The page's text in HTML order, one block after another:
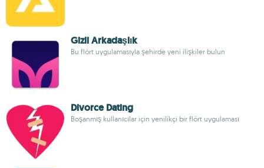
Gizli Arkadaşlık
Bu flört uygulamasıyla şehirde yeni ilişkiler bulun
Divorce Dating
Boşanmış kullanıcılar için yenilikçi bir flört uygulaması